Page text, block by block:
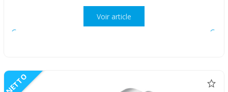
Voir article
NETTO